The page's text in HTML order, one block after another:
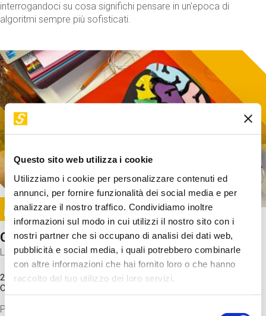
Questo sito web utilizza i cookie
Utilizziamo i cookie per personalizzare contenuti ed
annunci, per fornire funzionalità dei social media e per
analizzare il nostro traffico. Condividiamo inoltre
informazioni sul modo in cui utilizzi il nostro sito con i
nostri partner che si occupano di analisi dei dati web,
pubblicità e social media, i quali potrebbero combinarle
con altre informazioni che hai fornito loro o che hanno
raccolto dal tuo utilizzo dei loro servizi.
Selezione
interrogandoci su cosa significhi pensare in un'epoca di
algoritmi sempre più sofisticati.
Image
SUNDAY@STEP
Come funziona il cervello?
Laboratorio
20 Set 2026 / 11:15 - 13:00
Costo
Proveremo a costruire un cervello in cartoncino cercando di